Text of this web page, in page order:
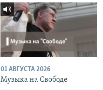
01 АВГУСТА 2026
Музыка на Свободе